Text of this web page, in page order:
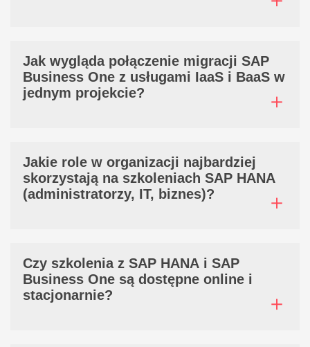
Jak wygląda połączenie migracji SAP
Business One z usługami IaaS i BaaS w
jednym projekcie?
Jakie role w organizacji najbardziej
skorzystają na szkoleniach SAP HANA
(administratorzy, IT, biznes)?
Czy szkolenia z SAP HANA i SAP
Business One są dostępne online i
stacjonarnie?